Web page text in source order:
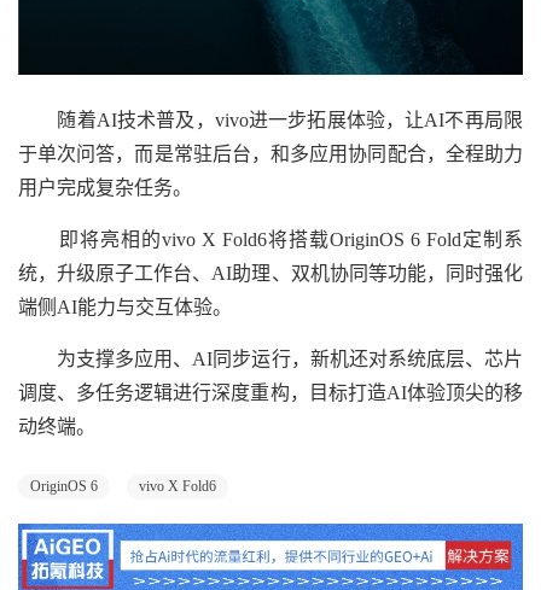
随着AI技术普及，vivo进一步拓展体验，让AI不再局限
于单次问答，而是常驻后台，和多应用协同配合，全程助力
用户完成复杂任务。
即将亮相的vivo X Fold6将搭载OriginOS 6 Fold定制系
统，升级原子工作台、AI助理、双机协同等功能，同时强化
端侧AI能力与交互体验。
为支撑多应用、AI同步运行，新机还对系统底层、芯片
调度、多任务逻辑进行深度重构，目标打造AI体验顶尖的移
动终端。
OriginOS 6 vivo X Fold6